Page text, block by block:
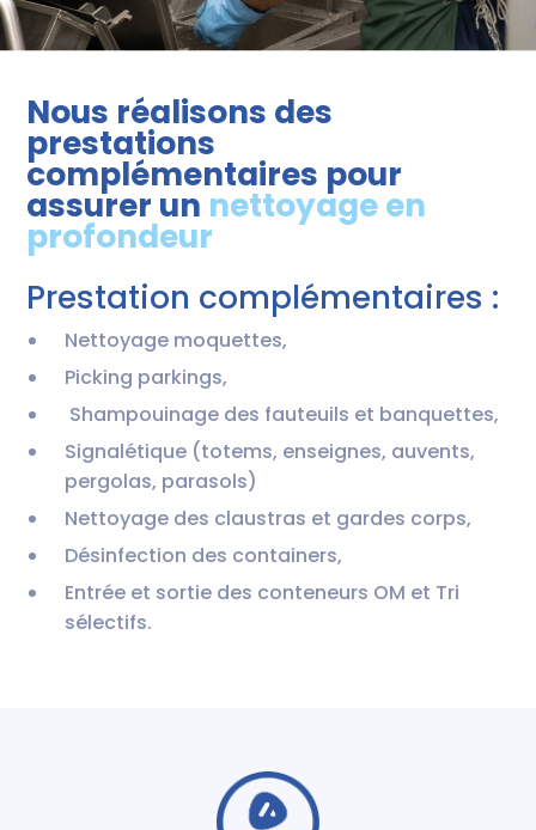
Nous réalisons des
prestations
complémentaires pour
assurer un nettoyage en
profondeur
Prestation complémentaires :
Nettoyage moquettes,
Picking parkings,
Shampouinage des fauteuils et banquettes,
Signalétique (totems, enseignes, auvents,
pergolas, parasols)
Nettoyage des claustras et gardes corps,
Désinfection des containers,
Entrée et sortie des conteneurs OM et Tri
sélectifs.